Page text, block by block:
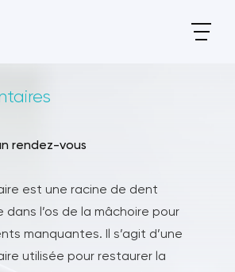
rendez-vous
est une racine de dent
l’os de la mâchoire pour
manquantes. Il s’agit d’une
utilisée pour restaurer la